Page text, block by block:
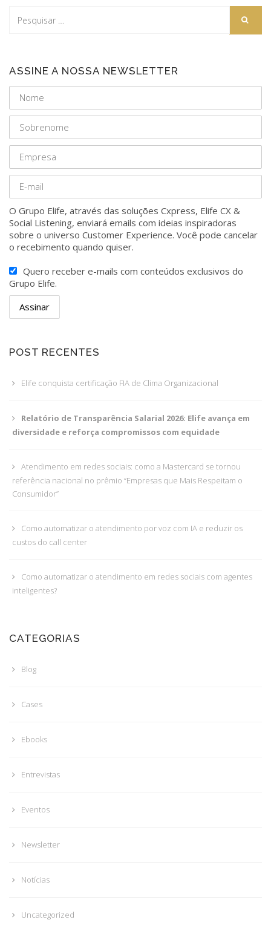
ASSINE A NOSSA NEWSLETTER
O Grupo Elife, através das soluções Cxpress, Elife CX &
Social Listening, enviará emails com ideias inspiradoras
sobre o universo Customer Experience. Você pode cancelar
o recebimento quando quiser.
Quero receber e-mails com conteúdos exclusivos do
Grupo Elife.
POST RECENTES
Elife conquista certificação FIA de Clima Organizacional
Relatório de Transparência Salarial 2026: Elife avança em
diversidade e reforça compromissos com equidade
Atendimento em redes sociais: como a Mastercard se tornou
referência nacional no prêmio “Empresas que Mais Respeitam o
Consumidor”
Como automatizar o atendimento por voz com IA e reduzir os
custos do call center
Como automatizar o atendimento em redes sociais com agentes
inteligentes?
CATEGORIAS
Blog
Cases
Ebooks
Entrevistas
Eventos
Newsletter
Notícias
Uncategorized